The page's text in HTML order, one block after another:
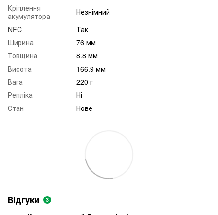
Кріплення
акумулятора
Незнімний
NFC
Так
Ширина
76 мм
Товщина
8.8 мм
Висота
166.9 мм
Вага
220 г
Репліка
Ні
Стан
Нове
Відгуки 3